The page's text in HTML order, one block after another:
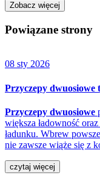
Zobacz więcej
Powiązane strony
08 sty 2026
Przyczepy dwuosiowe
Przyczepy dwuosiowe
większa ładowność
ładunku. Wbrew
nie zawsze wiąże się z
czytaj więcej